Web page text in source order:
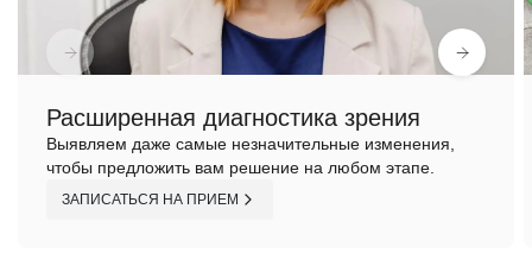
Расширенная диагностика зрения
Выявляем даже самые незначительные изменения,
чтобы предложить вам решение на любом этапе.
ЗАПИСАТЬСЯ НА ПРИЕМ